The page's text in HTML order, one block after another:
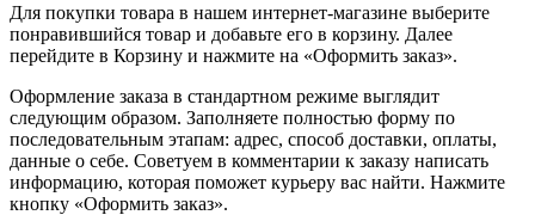
Для покупки товара в нашем интернет-магазине выберите
понравившийся товар и добавьте его в корзину. Далее
перейдите в Корзину и нажмите на «Оформить заказ».
Оформление заказа в стандартном режиме выглядит
следующим образом. Заполняете полностью форму по
последовательным этапам: адрес, способ доставки, оплаты,
данные о себе. Советуем в комментарии к заказу написать
информацию, которая поможет курьеру вас найти. Нажмите
кнопку «Оформить заказ».